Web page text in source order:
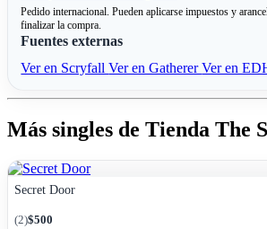
Pedido internacional. Pueden aplicarse impuestos y
finalizar la compra.
Fuentes externas
Ver en ScryfallVer en GathererVer en
Más singles de Tienda The
Secret Door
(2)$500